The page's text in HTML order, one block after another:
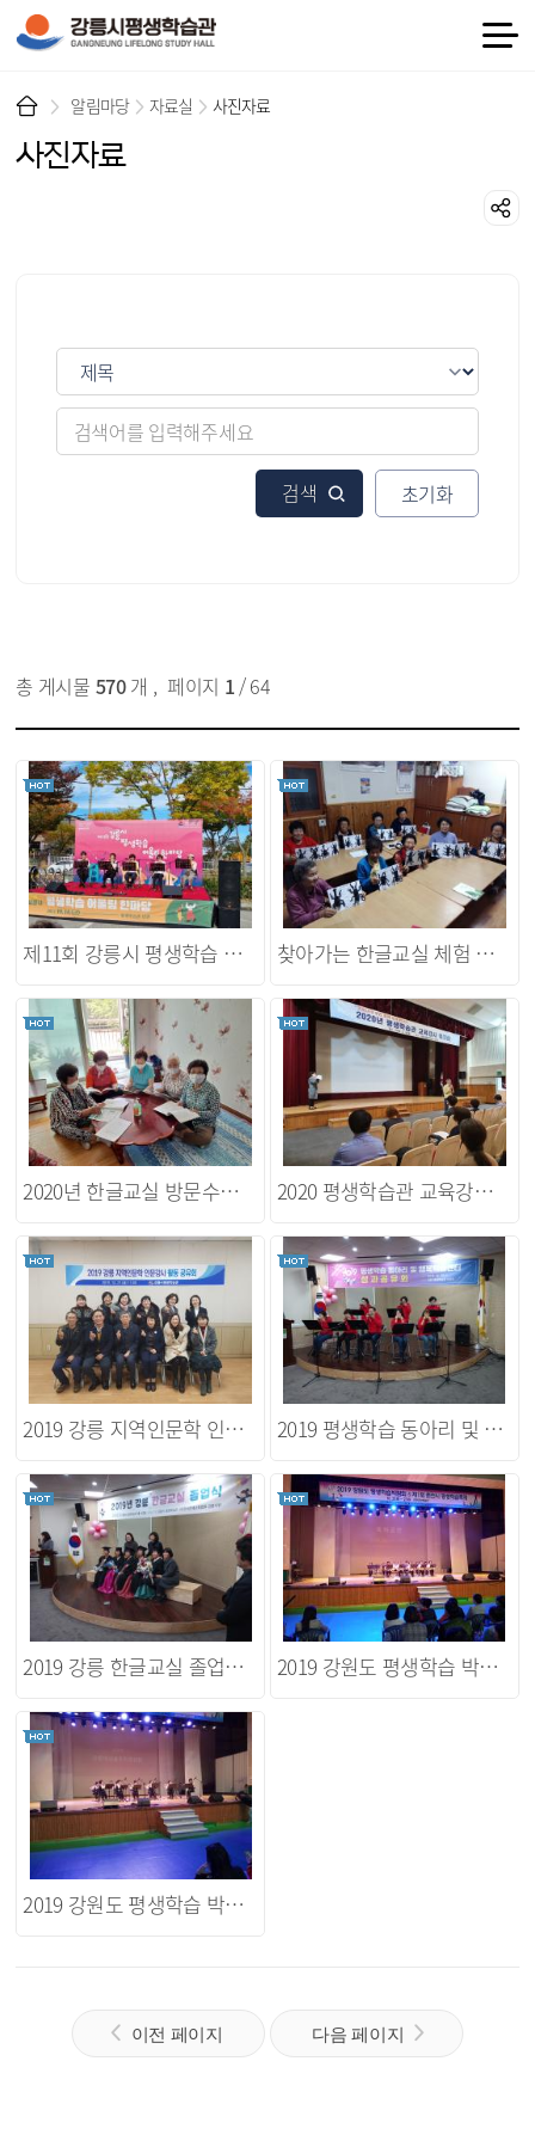
알림마당 자료실 사진자료
사진자료
총 게시물 570개 , 페이지 1/ 64
제11회 강릉시 평생학습 어울림 한마당 찾아가는 한글교실 체험 프로그램 모습
2020년 한글교실 방문수업 사진 2020 평생학습관 교육강사 워크샵
2019 강릉 지역인문학 인문강사 활동 공유회 2019 평생학습 동아리 및 행복학습센터 성과공유회
2019 강릉 한글교실 졸업식 및 시화전시회 2019 강원도 평생학습 박람회(동아리 경연대회)
2019 강원도 평생학습 박람회(동아리 경연대회)
이전 페이지 다음 페이지